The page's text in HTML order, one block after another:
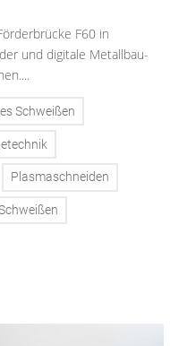
F60 in
und digitale Metallbau-
Schweißen
Plasmaschneiden